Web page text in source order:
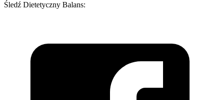
Śledź Dietetyczny Balans: